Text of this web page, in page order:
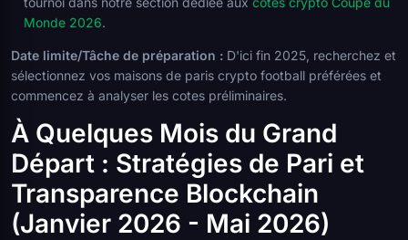
Monde 2026.
Date limite/Tâche de préparation : D'ici fin 2025, recherchez et
sélectionnez vos maisons de paris crypto football préférées et
commencez à analyser les cotes préliminaires.
À Quelques Mois du Grand
Départ : Stratégies de Pari et
Transparence Blockchain
(Janvier 2026 - Mai 2026)